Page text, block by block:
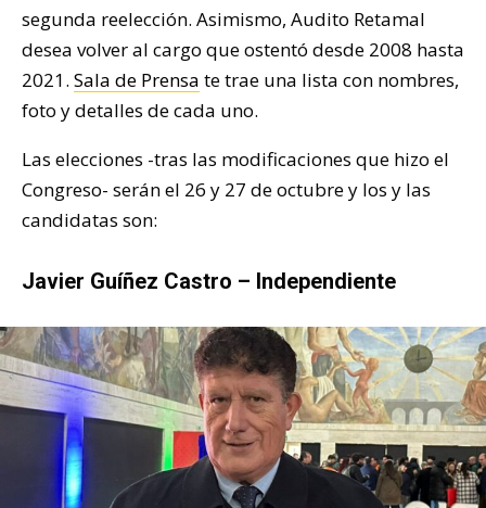
segunda reelección. Asimismo, Audito Retamal
desea volver al cargo que ostentó desde 2008 hasta
2021. Sala de Prensa te trae una lista con nombres,
foto y detalles de cada uno.
Las elecciones -tras las modificaciones que hizo el
Congreso- serán el 26 y 27 de octubre y los y las
candidatas son:
Javier Guíñez Castro – Independiente